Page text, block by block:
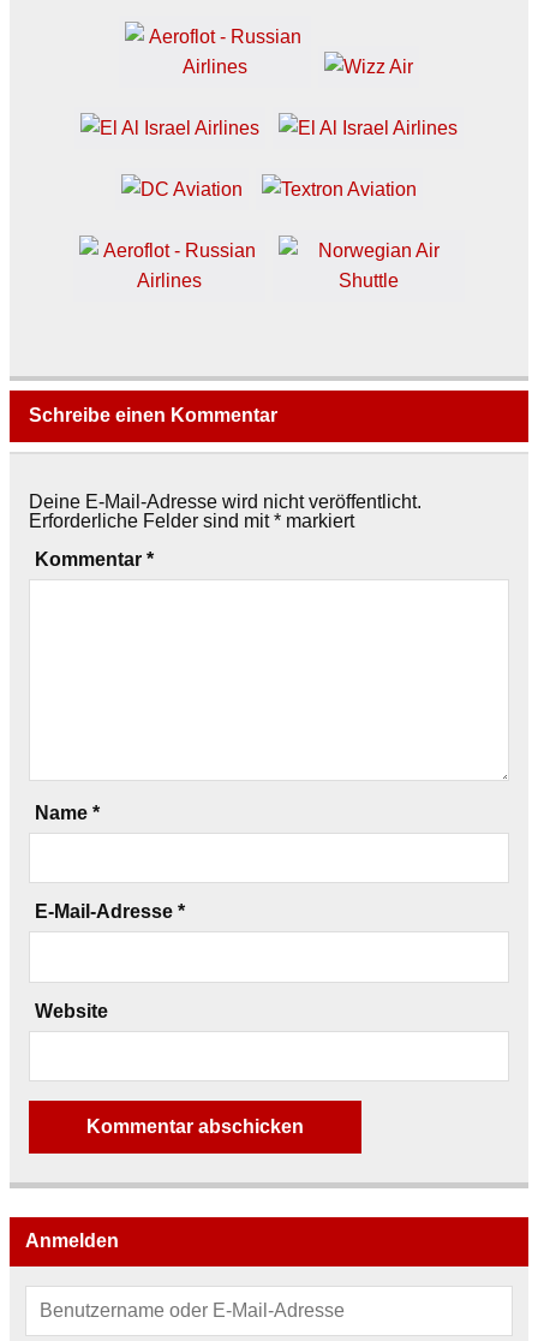
Schreibe einen Kommentar
Deine E-Mail-Adresse wird nicht veröffentlicht.
Erforderliche Felder sind mit* markiert
Kommentar *
Name *
E-Mail-Adresse *
Website
Anmelden